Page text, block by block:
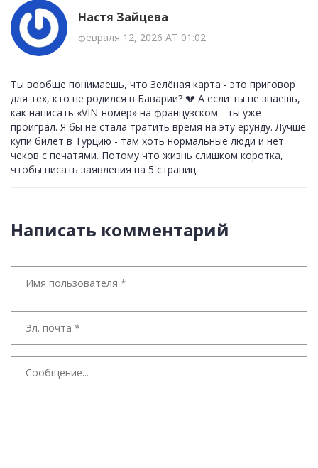
Настя Зайцева
февраля 12, 2026 AT 01:02
Ты вообще понимаешь, что Зелёная карта - это приговор
для тех, кто не родился в Баварии? 💔 А если ты не знаешь,
как написать «VIN-номер» на французском - ты уже
проиграл. Я бы не стала тратить время на эту ерунду. Лучше
купи билет в Турцию - там хоть нормальные люди и нет
чеков с печатями. Потому что жизнь слишком коротка,
чтобы писать заявления на 5 страниц.
Написать комментарий